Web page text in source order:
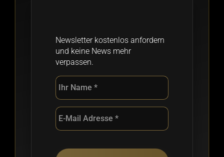
Newsletter kostenlos anfordern
und keine News mehr
verpassen.